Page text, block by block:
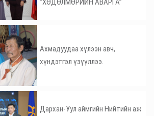
“ХӨДӨЛМӨРИЙН АВАРГА”
Ахмадуудаа хүлээн авч,
хүндэтгэл үзүүллээ.
Дархан-Уул аймгийн Нийтийн аж